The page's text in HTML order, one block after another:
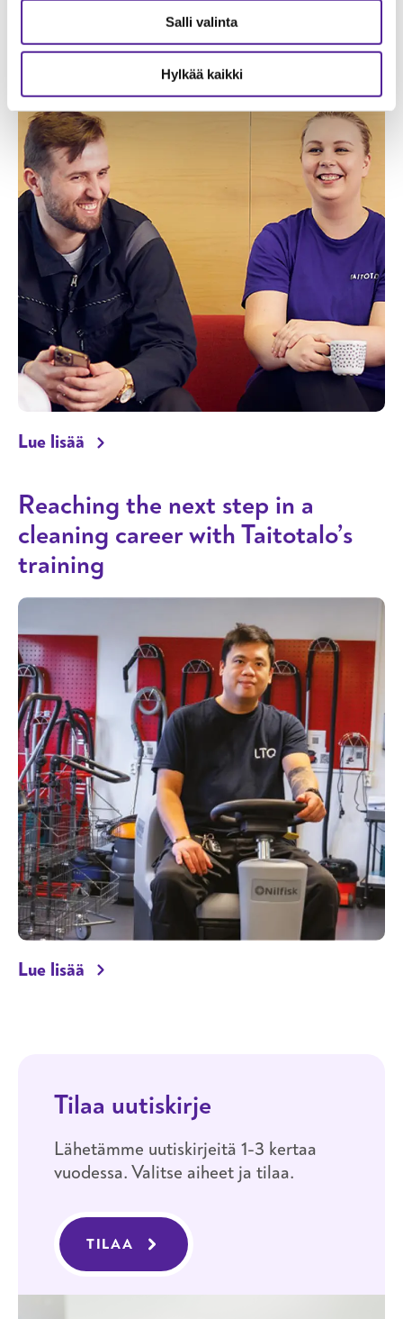
Salli valinta
Hylkää kaikki
in English
Lue lisää Coor: Many employees have been
Reaching the next step in a
cleaning career with Taitotalo’s
training
Lue lisää Reaching the next step in a cleaning
Tilaa uutiskirje
Lähetämme uutiskirjeitä 1-3 kertaa
vuodessa. Valitse aiheet ja tilaa.
TILAA